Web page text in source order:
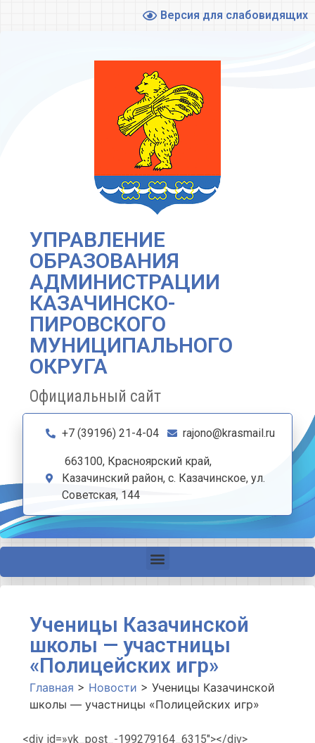
Версия для слабовидящих
УПРАВЛЕНИЕ
ОБРАЗОВАНИЯ
АДМИНИСТРАЦИИ
КАЗАЧИНСКО-
ПИРОВСКОГО
МУНИЦИПАЛЬНОГО
ОКРУГА
Официальный сайт
+7 (39196) 21-4-04 rajono@krasmail.ru
663100, Красноярский край,
Казачинский район, с. Казачинское, ул.
Советская, 144
Ученицы Казачинской
школы — участницы
«Полицейских игр»
Главная > Новости > Ученицы Казачинской
школы — участницы «Полицейских игр»
<div id=»vk_post_-199279164_6315″></div>